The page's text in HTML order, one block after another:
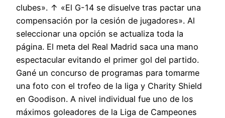
clubes». ↑ «El G-14 se disuelve tras pactar una
compensación por la cesión de jugadores». Al
seleccionar una opción se actualiza toda la
página. El meta del Real Madrid saca una mano
espectacular evitando el primer gol del partido.
Gané un concurso de programas para tomarme
una foto con el trofeo de la liga y Charity Shield
en Goodison. A nivel individual fue uno de los
máximos goleadores de la Liga de Campeones